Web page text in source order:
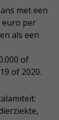
met een
euro per
als een
of
of 2020.